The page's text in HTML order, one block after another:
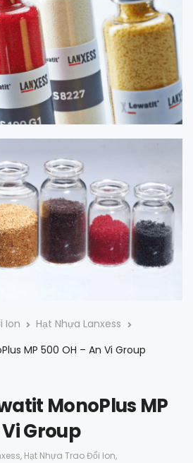
Ion
Hạt Nhựa Lanxess
MP 500 OH – An Vi Group
MonoPlus MP
Group
, Hạt Nhựa Trao Đổi Ion,